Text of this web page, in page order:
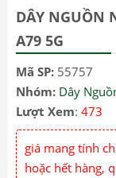
DÂY NGUỒN
A79 5G
Mã SP: 55757
Nhóm: Dây
Lượt Xem: 473
giá mang tính
hoặc hết hàng,